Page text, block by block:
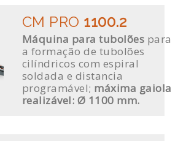
CM PRO 1100.2
Máquina para tubolões para
a formação de tubolões
cilíndricos com espiral
soldada e distancia
programável; máxima gaiola
realizável: Ø 1100 mm.